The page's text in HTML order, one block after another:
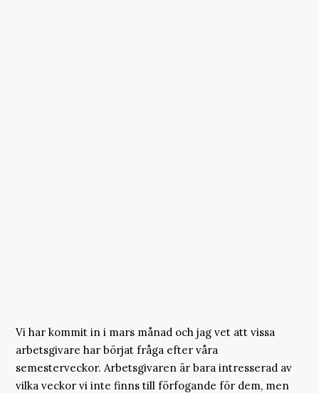
Vi har kommit in i mars månad och jag vet att vissa
arbetsgivare har börjat fråga efter våra
semesterveckor. Arbetsgivaren är bara intresserad av
vilka veckor vi inte finns till förfogande för dem, men